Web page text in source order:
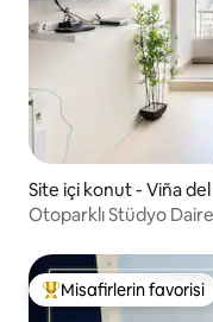
Site içi konut - Viña
Otoparklı Stüdyo Daire
Misafirlerin
Misafirlerin favorisi